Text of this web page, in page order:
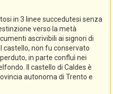
in 3 linee succedutesi senza
verso la metà
ascrivibili ai signori di
castello, non fu conservato
in parte confluì nei
Il castello di Caldes è
autonoma di Trento e